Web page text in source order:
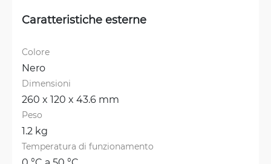
Caratteristiche esterne
Colore
Nero
Dimensioni
260 x 120 x 43.6 mm
Peso
1.2 kg
Temperatura di funzionamento